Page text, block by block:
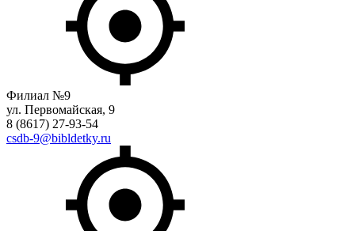
Филиал №9
ул. Первомайская, 9
8 (8617) 27-93-54
csdb-9@bibldetky.ru